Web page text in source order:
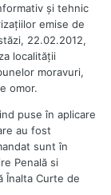
şi tehnic
emise de
22.02.2012,
localităţii
moravuri,
omor.
puse în aplicare
au fost
sunt în
Penală si
Înalta Curte de